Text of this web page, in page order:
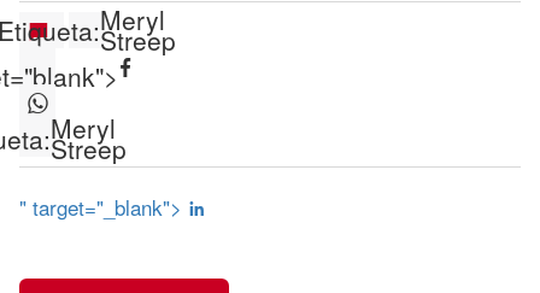
Meryl
Streep
Meryl
Streep
" target="_blank">